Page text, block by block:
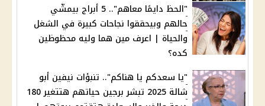
"الحظ دايمًا معاهم".. 5 أبراج بيمشّي
حالهم وبيحققوا نجاحات كبيرة في الشغل
والحياة | اعرف مين هما وليه محظوظين
كده؟
"يا سعدكم يا هناكم".. تنبؤات نيفين أبو
شالة 2025 تبشر برجين حياتهم هتتغير 180